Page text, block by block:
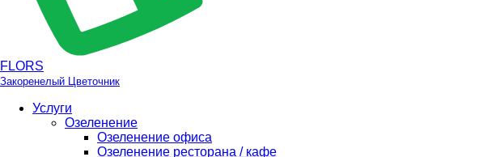
FLORS
Закоренелый Цветочник
Услуги
Озеленение
Озеленение офиса
Озеленение ресторана / кафе